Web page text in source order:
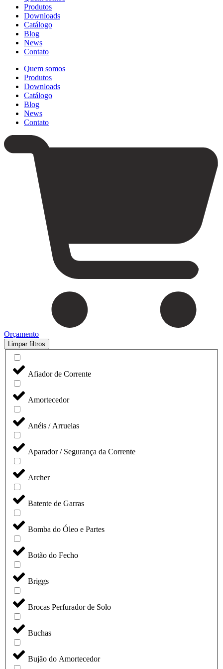
Produtos
Downloads
Catálogo
Blog
News
Contato
Quem somos
Produtos
Downloads
Catálogo
Blog
News
Contato
Orçamento
Limpar filtros
Afiador de Corrente
Amortecedor
Anéis / Arruelas
Aparador / Segurança da Corrente
Archer
Batente de Garras
Bomba do Óleo e Partes
Botão do Fecho
Briggs
Brocas Perfurador de Solo
Buchas
Bujão do Amortecedor